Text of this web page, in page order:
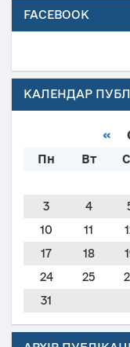
FACEBOOK
КАЛЕНДАР
«
Пн Вт
3
4
10
11
17
18
24
25
31